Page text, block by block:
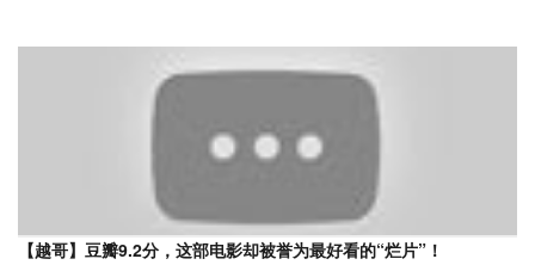
【越哥】豆瓣9.2分，这部电影却被誉为最好看的“烂片”！